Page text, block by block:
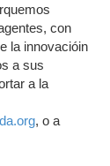
con
la innovacióin
a sus
a la
, o a